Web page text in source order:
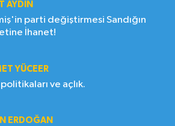
AYDIN
parti değiştirmesi Sandığın
İhanet!
YÜCEER
politikaları ve açlık.
ERDOĞAN